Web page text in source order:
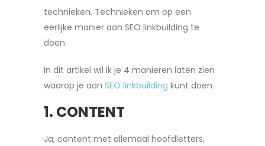
technieken. Technieken om op een
eerlijke manier aan SEO linkbuilding te
doen.
In dit artikel wil ik je 4 manieren laten zien
waarop je aan SEO linkbuilding kunt doen.
1. CONTENT
Ja, content met allemaal hoofdletters,